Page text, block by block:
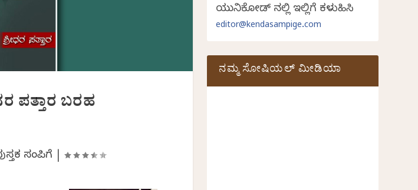
ಪತ್ತಾರ ಬರಹ
ಸಂಪಿಗೆ
ಯುನಿಕೋಡ್ ನಲ್ಲಿ ಇಲ್ಲಿಗೆ ಕಳುಹಿಸಿ
editor@kendasampige.com
ನಮ್ಮ ಸೋಷಿಯಲ್‌ ಮೀಡಿಯಾ